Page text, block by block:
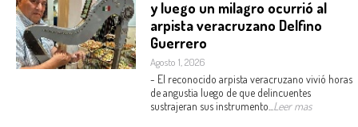
y luego un milagro ocurrió al
arpista veracruzano Delfino
Guerrero
Agosto 1, 2026
- El reconocido arpista veracruzano vivió horas
de angustia luego de que delincuentes
sustrajeran sus instrumento... Leer mas